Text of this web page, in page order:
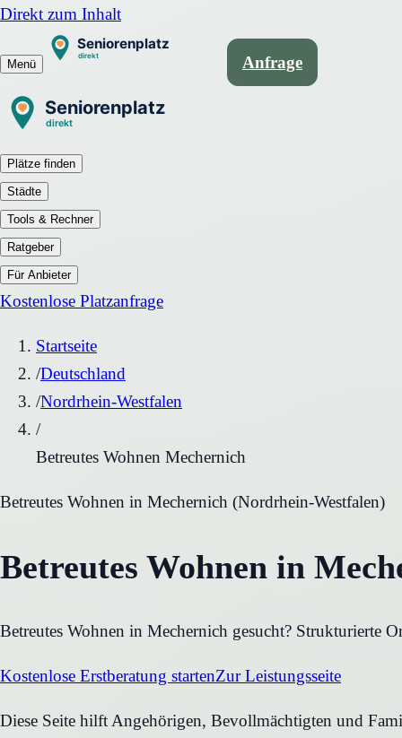
Direkt zum Inhalt
Menü Anfrage
Plätze finden
Städte
Tools & Rechner
Ratgeber
Für Anbieter
Kostenlose Platzanfrage
Startseite
/Deutschland
/Nordrhein-Westfalen
/
Betreutes Wohnen Mechernich
Betreutes Wohnen in Mechernich (Nordrhein-Westfalen)
Betreutes Wohnen in
Betreutes Wohnen in Mechernich gesucht? Strukturierte
Kostenlose Erstberatung startenZur Leistungsseite
Diese Seite hilft Angehörigen, Bevollmächtigten und